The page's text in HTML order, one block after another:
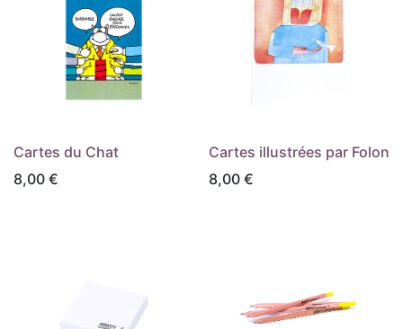
Cartes du Chat
8,00 €
Cartes illustrées par Folon
8,00€